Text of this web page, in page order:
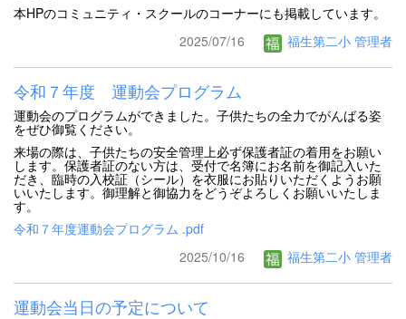
本HPのコミュニティ・スクールのコーナーにも掲載しています。
2025/07/16
福生第二小 管理者
令和７年度 運動会プログラム
運動会のプログラムができました。子供たちの全力でがんばる姿
をぜひ御覧ください。
来場の際は、子供たちの安全管理上必ず保護者証の着用をお願い
します。保護者証のない方は、受付で名簿にお名前を御記入いた
だき、臨時の入校証（シール）を衣服にお貼りいただくようお願
いいたします。御理解と御協力をどうぞよろしくお願いいたしま
す。
令和７年度運動会プログラム .pdf
2025/10/16
福生第二小 管理者
運動会当日の予定について